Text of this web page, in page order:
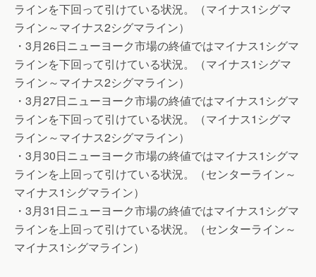
ラインを下回って引けている状況。（マイナス1シグマ
ライン～マイナス2シグマライン）
・3月26日ニューヨーク市場の終値ではマイナス1シグマ
ラインを下回って引けている状況。（マイナス1シグマ
ライン～マイナス2シグマライン）
・3月27日ニューヨーク市場の終値ではマイナス1シグマ
ラインを下回って引けている状況。（マイナス1シグマ
ライン～マイナス2シグマライン）
・3月30日ニューヨーク市場の終値ではマイナス1シグマ
ラインを上回って引けている状況。（センターライン～
マイナス1シグマライン）
・3月31日ニューヨーク市場の終値ではマイナス1シグマ
ラインを上回って引けている状況。（センターライン～
マイナス1シグマライン）